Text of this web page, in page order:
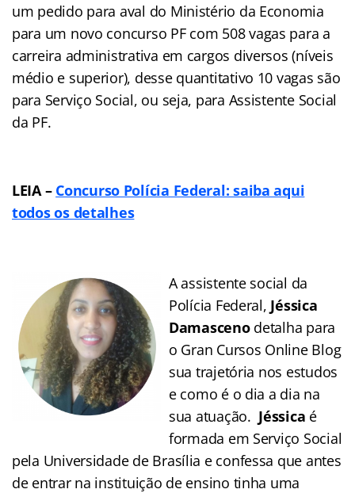
um pedido para aval do Ministério da Economia
para um novo concurso PF com 508 vagas para a
carreira administrativa em cargos diversos (níveis
médio e superior), desse quantitativo 10 vagas são
para Serviço Social, ou seja, para Assistente Social
da PF.
LEIA – Concurso Polícia Federal: saiba aqui
todos os detalhes
A assistente social da
Polícia Federal, Jéssica
Damascenodetalha para
o Gran Cursos Online Blog
sua trajetória nos estudos
e como é o dia a dia na
sua atuação. Jéssica é
formada em Serviço Social
pela Universidade de Brasília e confessa que antes
de entrar na instituição de ensino tinha uma